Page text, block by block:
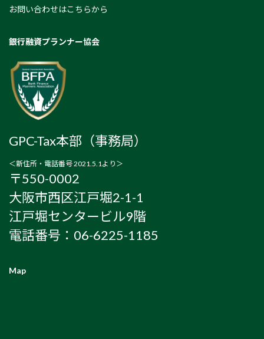
お問い合わせはこちらから
銀行融資プランナー協会
GPC-Tax本部（事務局）
＜新住所・電話番号 2021.5.1より＞
〒550-0002
大阪市西区江戸堀2-1-1
江戸堀センタービル9階
電話番号：06-6225-1185
Map